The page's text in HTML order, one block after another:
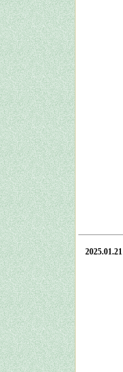
2025.01.21